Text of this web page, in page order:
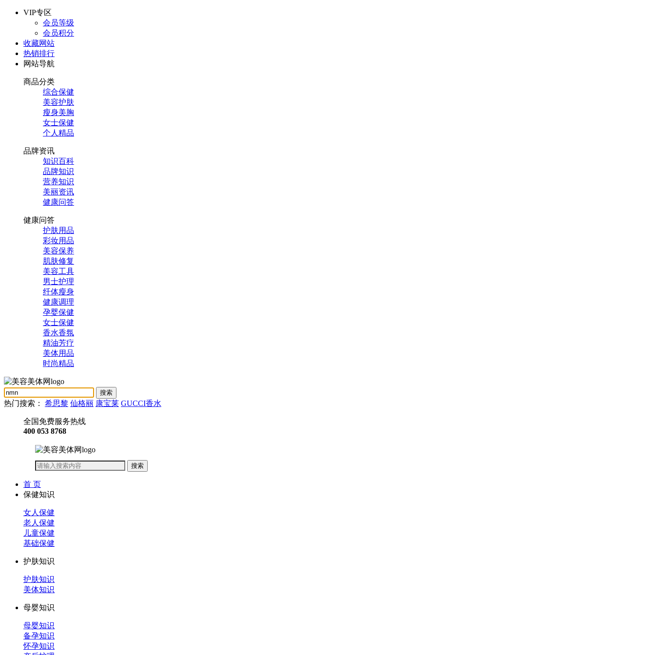
VIP专区
会员等级
会员积分
收藏网站
热销排行
网站导航
商品分类
综合保健
美容护肤
瘦身美胸
女士保健
个人精品
品牌资讯
知识百科
品牌知识
营养知识
美丽资讯
健康问答
健康问答
护肤用品
彩妆用品
美容保养
肌肤修复
美容工具
男士护理
纤体瘦身
健康调理
孕婴保健
女士保健
香水香氛
精油芳疗
美体用品
时尚精品
热门搜索： 希思黎 仙格丽 康宝莱 GUCCI香水
全国免费服务热线
400 053 8768
首 页
保健知识
女人保健
老人保健
儿童保健
基础保健
护肤知识
护肤知识
美体知识
母婴知识
母婴知识
备孕知识
怀孕知识